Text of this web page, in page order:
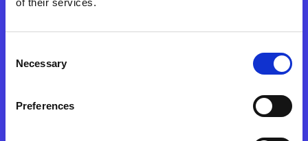
Selection
Necessary
Preferences
Elena Ziller | 21.05.2025